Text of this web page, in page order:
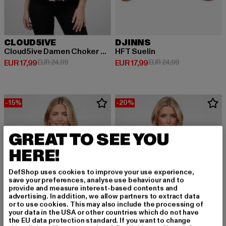
CLOUD5IVE
Cloud5ive Damen Choker Top mit Abstrakt Print
EUR 17,99
Derzeitiger Preis: EUR 17,99
EUR 24,99Aktionspreis: EUR 24,99
DJINNS
HFT Suelin
EUR 17,99
Derzeitiger Preis: EUR 17,99
EUR 24,99Aktionspreis:
-15% -20%
GREAT TO SEE YOU
HERE!
DefShop uses cookies to improve your use experience,
save your preferences, analyse use behaviour and to
provide and measure interest-based contents and
advertising. In addition, we allow partners to extract data
or to use cookies. This may also include the processing of
your data in the USA or other countries which do not have
the EU data protection standard. If you want to change